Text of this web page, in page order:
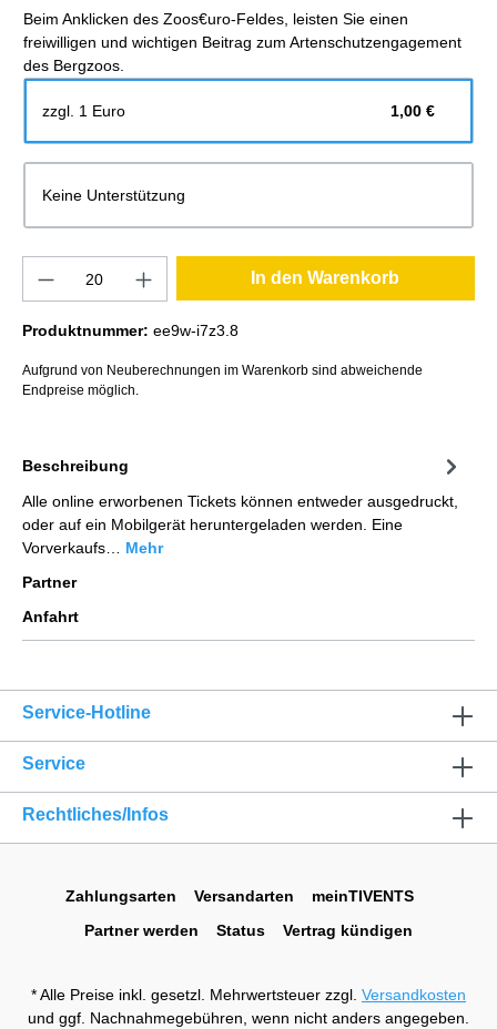
Beim Anklicken des Zoos€uro-Feldes, leisten Sie einen
freiwilligen und wichtigen Beitrag zum Artenschutzengagement
des Bergzoos.
zzgl. 1 Euro 1,00 €
Keine Unterstützung
In den Warenkorb
Produktnummer: ee9w-i7z3.8
Aufgrund von Neuberechnungen im Warenkorb sind abweichende
Endpreise möglich.
Beschreibung
Alle online erworbenen Tickets können entweder ausgedruckt,
oder auf ein Mobilgerät heruntergeladen werden. Eine
Vorverkaufs… Mehr
Partner
Anfahrt
Service-Hotline
Service
Rechtliches/Infos
Zahlungsarten Versandarten
meinTIVENTS
Partner werden
Status Vertrag kündigen
* Alle Preise inkl. gesetzl. Mehrwertsteuer zzgl. Versandkosten
und ggf. Nachnahmegebühren, wenn nicht anders angegeben.